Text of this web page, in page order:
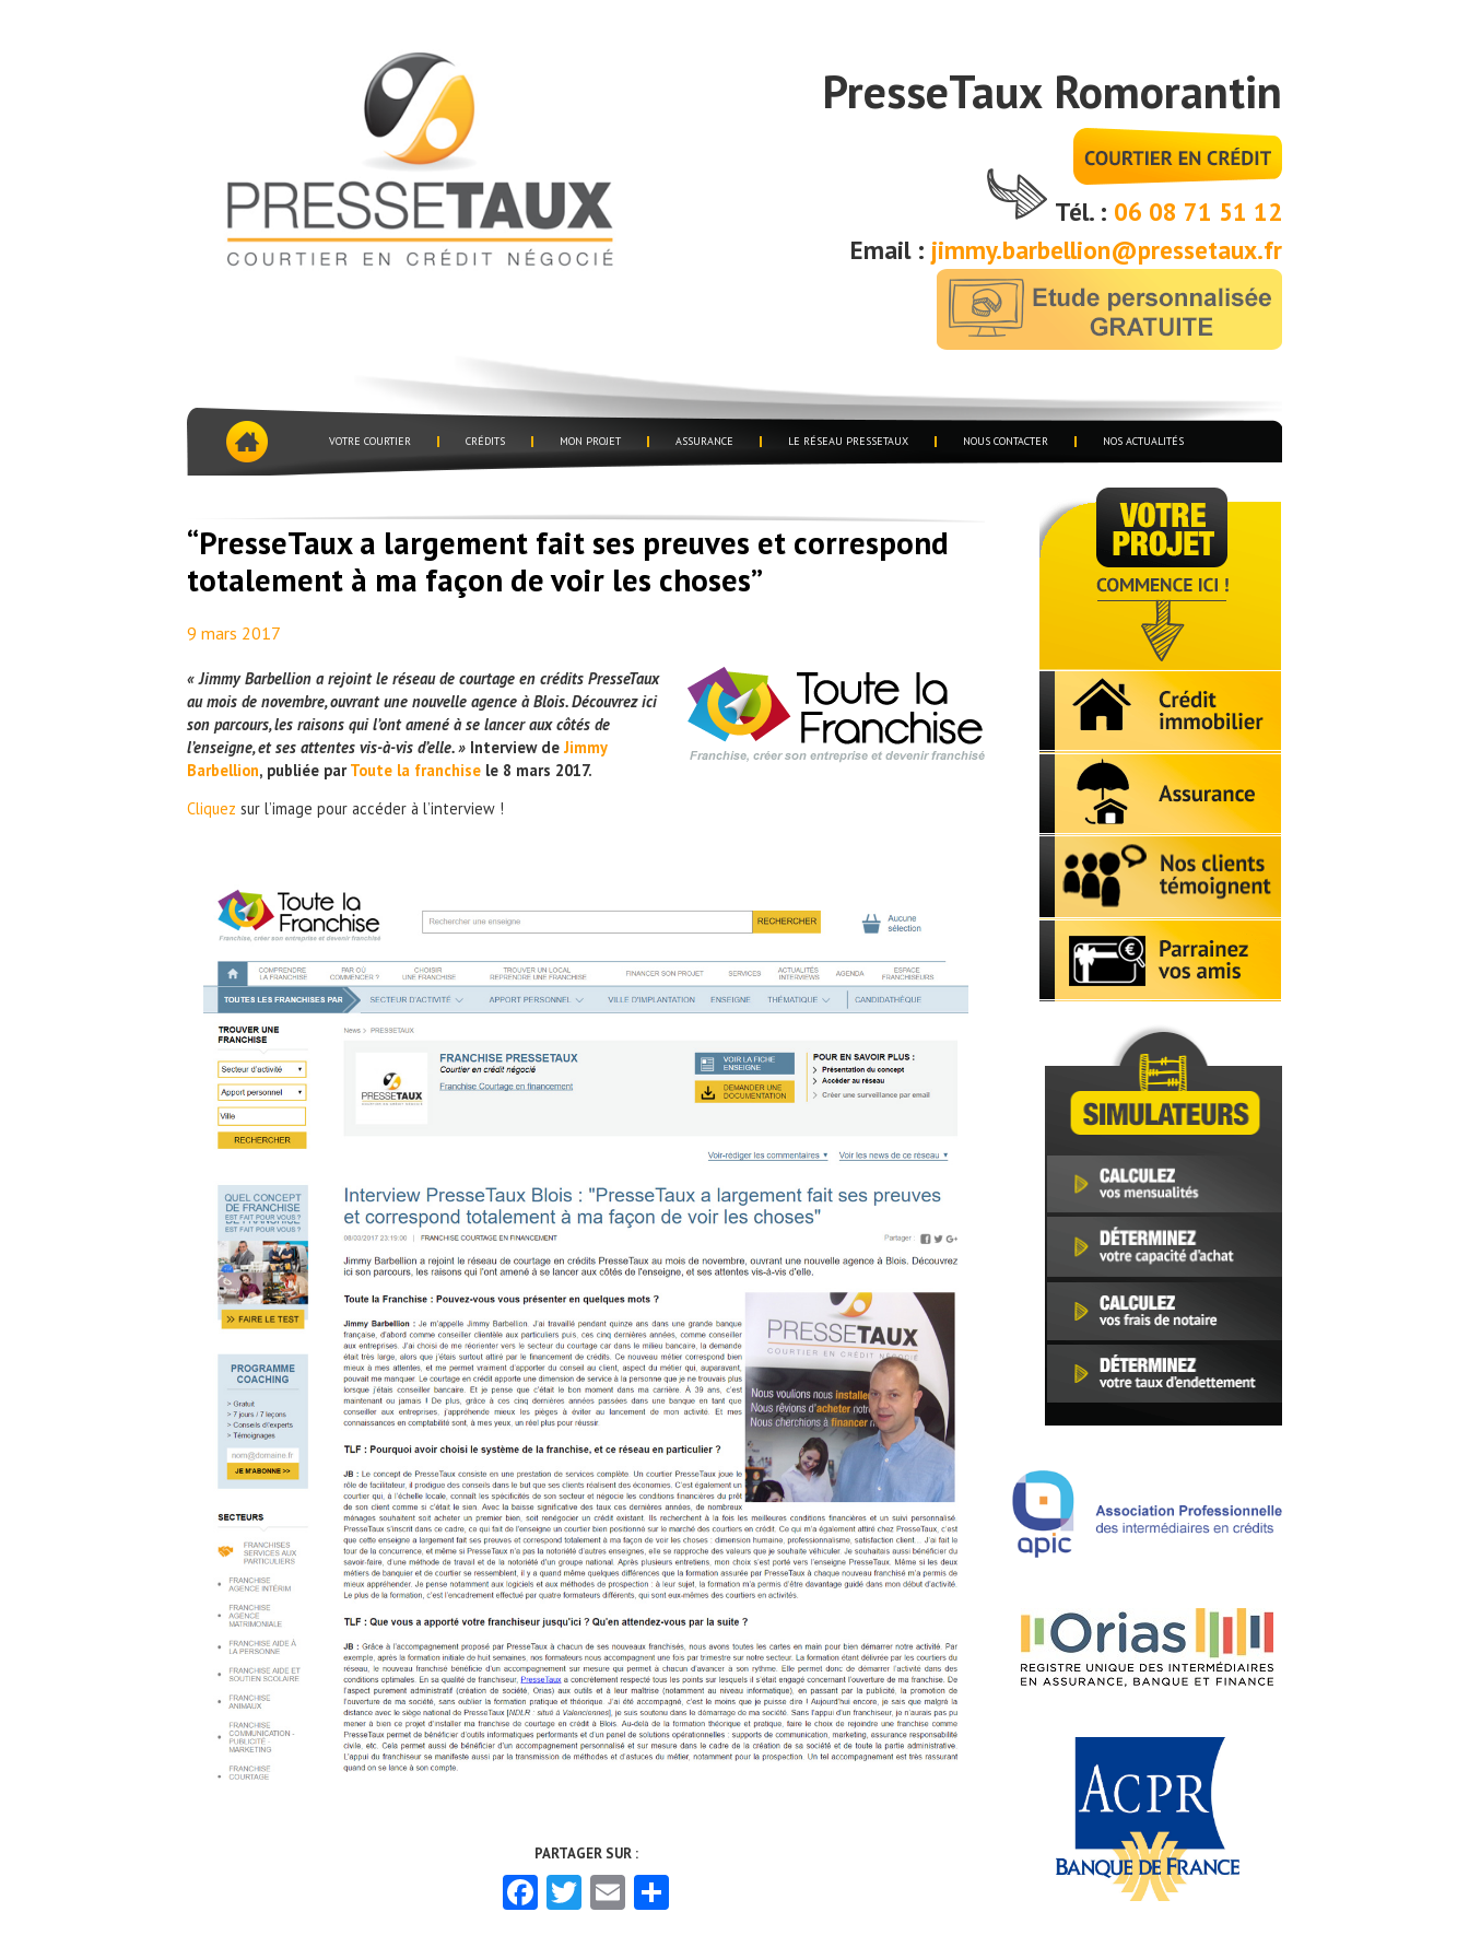
PresseTaux Romorantin
Tél. : 06 08 71 51 12
Email : jimmy.barbellion@pressetaux.fr
VOTRE COURTIER CRÉDITS MON PROJET ASSURANCE LE RÉSEAU PRESSETAUX NOUS CONTACTER NOS ACTUALITÉS
“PresseTaux a largement fait ses preuves et correspond
totalement à ma façon de voir les choses”
9 mars 2017
« Jimmy Barbellion a rejoint le réseau de courtage en crédits PresseTaux
au mois de novembre, ouvrant une nouvelle agence à Blois. Découvrez ici
son parcours, les raisons qui l’ont amené à se lancer aux côtés de
l’enseigne, et ses attentes vis-à-vis d’elle. » Interview de Jimmy
Barbellion, publiée parToute la franchise le 8 mars 2017.
Cliquez sur l’image pour accéder à l’interview !
Facebook
Twitter
Email